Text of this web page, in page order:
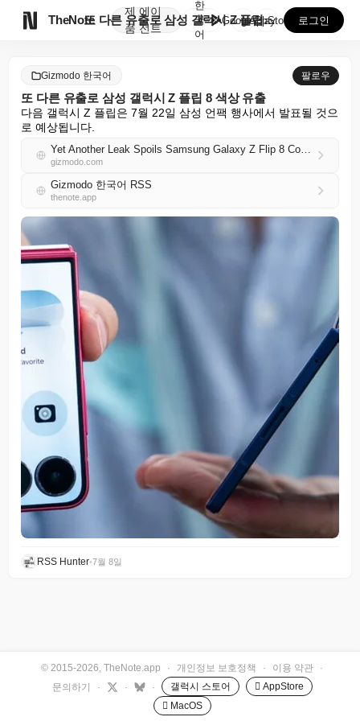
TheNote
제
품
에이
전트
또 다른 유출로 삼성 갤럭시 Z 플립 8 색상 유출
한
국
어
GooglePlay
AppStore 로그인
Gizmodo 한국어 팔로우
또 다른 유출로 삼성 갤럭시 Z 플립 8 색상 유출
다음 갤럭시 Z 플립은 7월 22일 삼성 언팩 행사에서 발표될 것으
로 예상됩니다.
Yet Another Leak Spoils Samsung Galaxy Z Flip 8 Colorways
gizmodo.com
Gizmodo 한국어 RSS
thenote.app
RSS Hunter•7월 8일
© 2015-2026, TheNote.app · 개인정보 보호정책 · 이용 약관
·
문의하기
· · · 갤럭시 스토어
 AppStore
 MacOS